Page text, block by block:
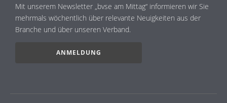
Mit unserem Newsletter „bvse am Mittag“ informieren wir Sie
mehrmals wöchentlich über relevante Neuigkeiten aus der
Branche und über unseren Verband.
ANMELDUNG